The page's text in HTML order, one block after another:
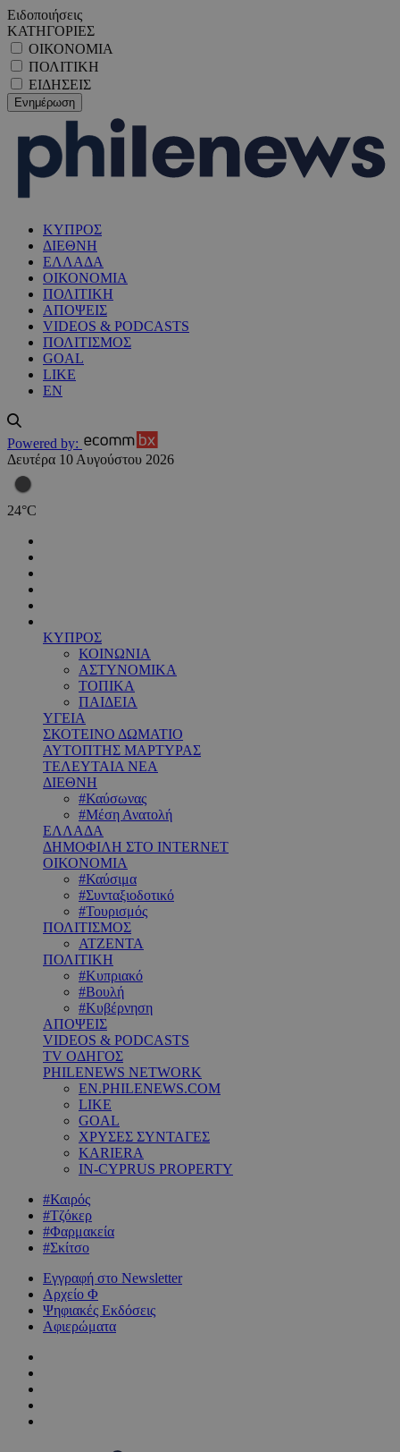
Ειδοποιήσεις
ΚΑΤΗΓΟΡΙΕΣ
ΟΙΚΟΝΟΜΙΑ
ΠΟΛΙΤΙΚΗ
ΕΙΔΗΣΕΙΣ
ΚΥΠΡΟΣ
ΔΙΕΘΝΗ
ΕΛΛΑΔΑ
ΟΙΚΟΝΟΜΙΑ
ΠΟΛΙΤΙΚΗ
ΑΠΟΨΕΙΣ
VIDEOS & PODCASTS
ΠΟΛΙΤΙΣΜΟΣ
GOAL
LIKE
EN
Powered by:
Δευτέρα 10 Αυγούστου 2026
24°C
ΚΥΠΡΟΣ
ΚΟΙΝΩΝΙΑ
ΑΣΤΥΝΟΜΙΚΑ
ΤΟΠΙΚΑ
ΠΑΙΔΕΙΑ
ΥΓΕΙΑ
ΣΚΟΤΕΙΝΟ ΔΩΜΑΤΙΟ
ΑΥΤΟΠΤΗΣ ΜΑΡΤΥΡΑΣ
ΤΕΛΕΥΤΑΙΑ ΝΕΑ
ΔΙΕΘΝΗ
#Καύσωνας
#Μέση Ανατολή
ΕΛΛΑΔΑ
ΔΗΜΟΦΙΛΗ ΣΤΟ INTERNET
ΟΙΚΟΝΟΜΙΑ
#Καύσιμα
#Συνταξιοδοτικό
#Τουρισμός
ΠΟΛΙΤΙΣΜΟΣ
ΑΤΖΕΝΤΑ
ΠΟΛΙΤΙΚΗ
#Κυπριακό
#Βουλή
#Κυβέρνηση
ΑΠΟΨΕΙΣ
VIDEOS & PODCASTS
TV ΟΔΗΓΟΣ
PHILENEWS NETWORK
EN.PHILENEWS.COM
LIKE
GOAL
ΧΡΥΣΕΣ ΣΥΝΤΑΓΕΣ
KARIERA
IN-CYPRUS PROPERTY
#Καιρός
#Τζόκερ
#Φαρμακεία
#Σκίτσο
Εγγραφή στο Newsletter
Αρχείο Φ
Ψηφιακές Εκδόσεις
Αφιερώματα